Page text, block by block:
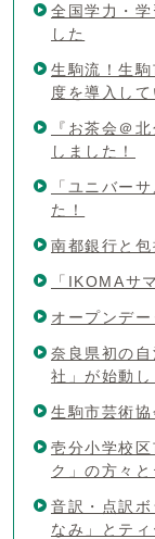
全国学力・
した
生駒流！生
度を導入して
『お茶会＠
しました！
「ユニバー
た！
南都銀行と
「IKOMAサ
オープンデ
奈良県初の
社」が始動し
生駒市芸術
壱分小学校
ク」の方々
音訳・点訳
なみ」とテ